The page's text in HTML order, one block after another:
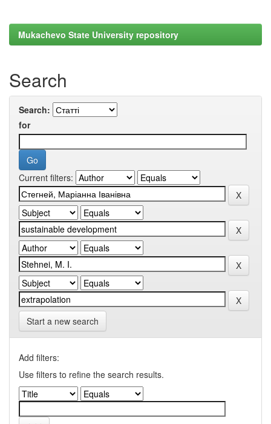
Mukachevo State University repository
Search
Search:
for
Current filters:
Start a new search
Add filters:
Use filters to refine the search results.